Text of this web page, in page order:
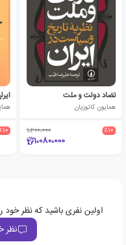
تضاد دولت و ملت
همایون کاتوزیان
٪10 1،200،000
1،080،000
اولین نفری باشید که نظر خود
نظر